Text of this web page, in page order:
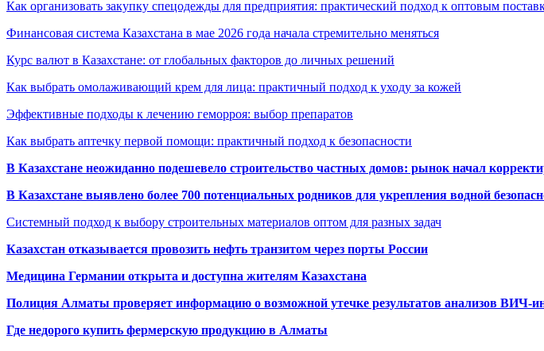
Как организовать закупку спецодежды для предприятия: практический подход к оптовым
Финансовая система Казахстана в мае 2026 года начала стремительно меняться
Курс валют в Казахстане: от глобальных факторов до личных решений
Как выбрать омолаживающий крем для лица: практичный подход к уходу за кожей
Эффективные подходы к лечению геморроя: выбор препаратов
Как выбрать аптечку первой помощи: практичный подход к безопасности
В Казахстане неожиданно подешевело строительство частных домов: рынок начал
В Казахстане выявлено более 700 потенциальных родников для укрепления водной
Системный подход к выбору строительных материалов оптом для разных задач
Казахстан отказывается провозить нефть транзитом через порты России
Медицина Германии открыта и доступна жителям Казахстана
Полиция Алматы проверяет информацию о возможной утечке результатов анализов ВИЧ-
Где недорого купить фермерскую продукцию в Алматы